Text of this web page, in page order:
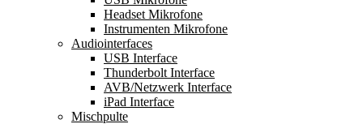
Headset Mikrofone
Instrumenten Mikrofone
Audiointerfaces
USB Interface
Thunderbolt Interface
AVB/Netzwerk Interface
iPad Interface
Mischpulte